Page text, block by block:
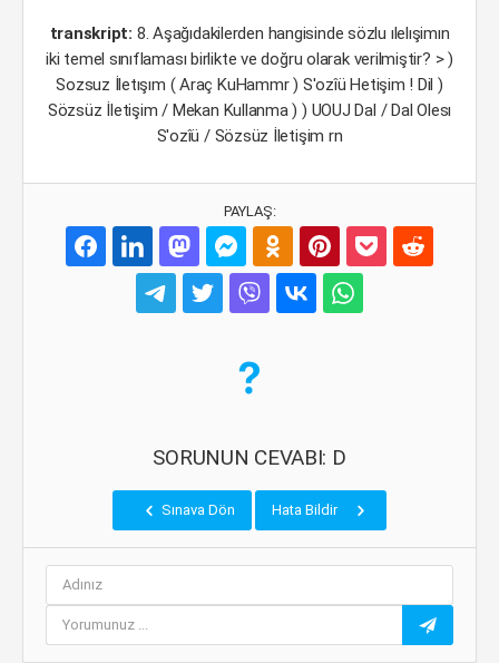
transkript: 8. Aşağıdakilerden hangisinde sözlu ılelışimın
iki temel sınıflaması birlikte ve doğru olarak verilmiştir? > )
Sozsuz İletışım ( Araç KuHammr ) S'ozîü Hetişim ! Dil )
Sözsüz İletişim / Mekan Kullanma ) ) UOUJ Dal / Dal Olesı
S'ozîü / Sözsüz İletişim rn
PAYLAŞ:
SORUNUN CEVABI: D
Sınava Dön Hata Bildir